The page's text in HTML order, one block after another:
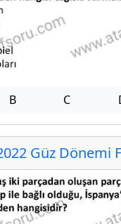
B C
Güz Dönemi